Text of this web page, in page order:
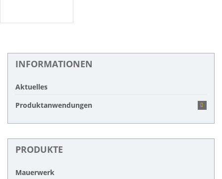
INFORMATIONEN
Aktuelles
Produktanwendungen
PRODUKTE
Mauerwerk